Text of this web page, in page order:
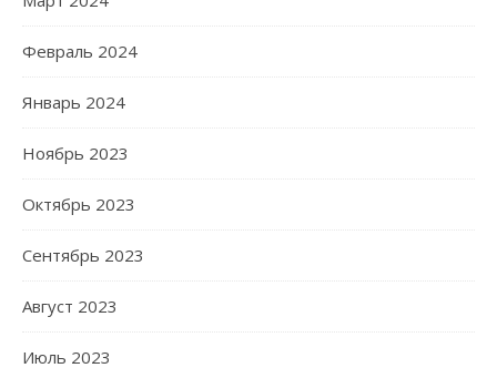
Февраль 2024
Январь 2024
Ноябрь 2023
Октябрь 2023
Сентябрь 2023
Август 2023
Июль 2023